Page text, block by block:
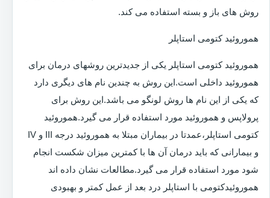
روش های باز و بسته استفاده می کند.
هموروئید کتومی استاپلر
هموروئید کتومی استاپلر یکی از جدیدترین روشهای درمان برای
هموروئید داخلی است.این روش به چندین نام های دیگری دارد
که یکی از این نام ها روش لونگو می باشد.این روش برای
پرولاپس و هموروئید مورد استفاده قرار می گیرد.هموروئید
کتومی استاپلر،عمدتا در بیماران مبتلا به هموروئید درجه III و IV
و بیمارانی که باید درمان آن ها با کمترین میزان شکست انجام
شود مورد استفاده قرار می گیرد.مطالعات نشان داده اند
هموروئیدکتومی با استاپلر درد بعد از عمل کمتر و بهبودی